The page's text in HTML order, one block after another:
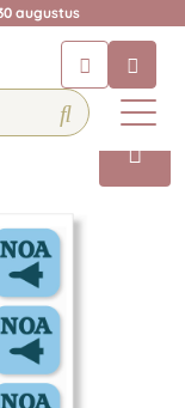
augustus
voor